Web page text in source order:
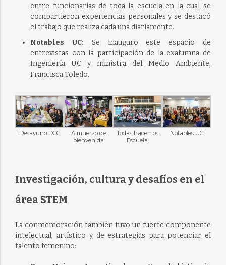
entre funcionarias de toda la escuela en la cual se
compartieron experiencias personales y se destacó
el trabajo que realiza cada una diariamente.
Notables UC: Se inauguro este espacio de
entrevistas con la participación de la exalumna de
Ingeniería UC y ministra del Medio Ambiente,
Francisca Toledo.
Desayuno DCC
Almuerzo de
bienvenida
Todas hacemos
Escuela
Notables UC
Investigación, cultura y desafíos en el
área STEM
La conmemoración también tuvo un fuerte componente
intelectual, artístico y de estrategias para potenciar el
talento femenino: